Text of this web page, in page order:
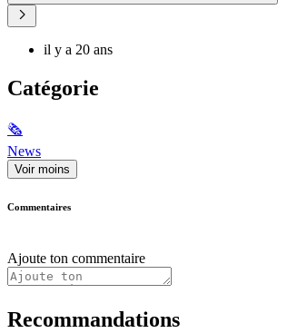
il y a 20 ans
Catégorie
🗞
News
Voir moins
Commentaires
Ajoute ton commentaire
Recommandations